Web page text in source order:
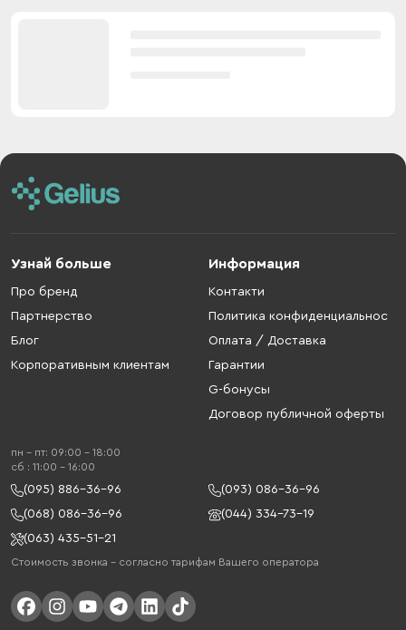
Узнай больше
Про бренд
Партнерство
Блог
Корпоративным клиентам
Информация
Контакти
Политика конфиденциальнос
Оплата / Доставка
Гарантии
G-бонусы
Договор публичной оферты
пн - пт: 09:00 - 18:00
cб : 11:00 - 16:00
(095) 886-36-96
(093) 086-36-96
(068) 086-36-96
(044) 334-73-19
(063) 435-51-21
Стоимость звонка – согласно тарифам Вашего оператора